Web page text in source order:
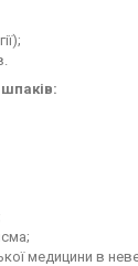
медицини в